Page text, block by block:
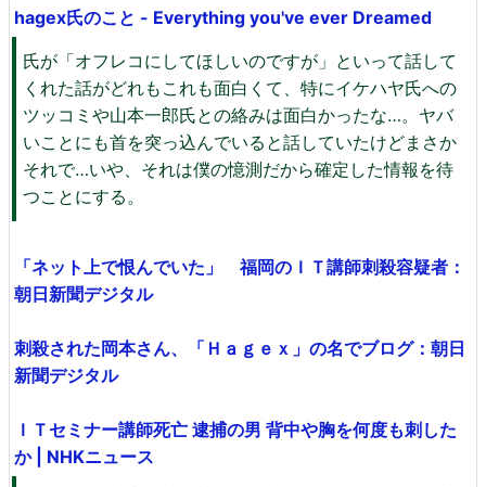
hagex氏のこと - Everything you've ever Dreamed
氏が「オフレコにしてほしいのですが」といって話して
くれた話がどれもこれも面白くて、特にイケハヤ氏への
ツッコミや山本一郎氏との絡みは面白かったな…。ヤバ
いことにも首を突っ込んでいると話していたけどまさか
それで…いや、それは僕の憶測だから確定した情報を待
つことにする。
「ネット上で恨んでいた」 福岡のＩＴ講師刺殺容疑者：
朝日新聞デジタル
刺殺された岡本さん、「Ｈａｇｅｘ」の名でブログ：朝日
新聞デジタル
ＩＴセミナー講師死亡 逮捕の男 背中や胸を何度も刺した
か | NHKニュース